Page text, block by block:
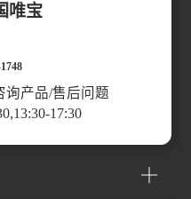
唯宝
询产品/售后问题
17:30